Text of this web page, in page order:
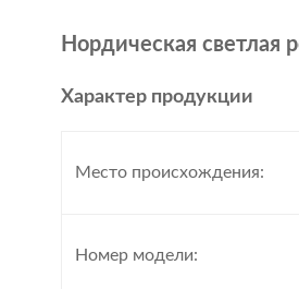
Нордическая светлая
Характер продукции
Место происхождения:
Номер модели: